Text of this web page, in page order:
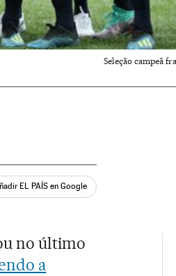
Seleção campeã
EL PAÍS en Google
no último
a